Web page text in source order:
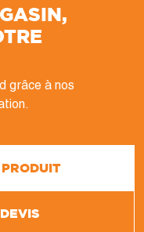
grâce à nos